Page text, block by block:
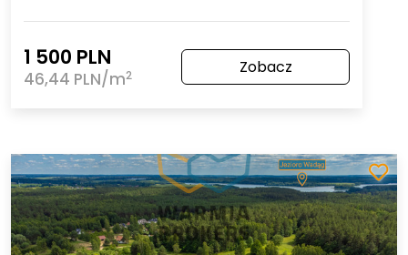
1 500 PLN
46,44 PLN/m2 Zobacz